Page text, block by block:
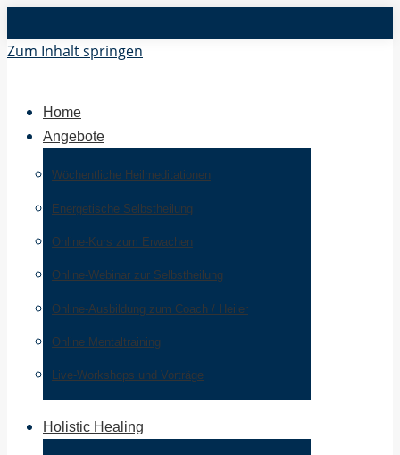
Zum Inhalt springen
Home
Angebote
Wöchentliche Heilmeditationen
Energetische Selbstheilung
Online-Kurs zum Erwachen
Online-Webinar zur Selbstheilung
Online-Ausbildung zum Coach / Heiler
Online Mentaltraining
Live-Workshops und Vorträge
Holistic Healing